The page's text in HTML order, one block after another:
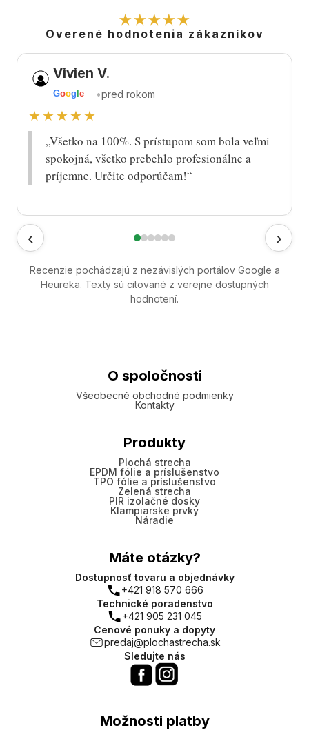
★★★★★
Overené hodnotenia zákazníkov
‹
Vivien V.
Goog le •pred rokom
★★★★★
„Všetko na 100%. S prístupom som bola veľmi
spokojná, všetko prebehlo profesionálne a
príjemne. Určite odporúčam!“
›
Recenzie pochádzajú z nezávislých portálov Google a
Heureka. Texty sú citované z verejne dostupných
hodnotení.
O spoločnosti
Všeobecné obchodné podmienky
Kontakty
Produkty
Plochá strecha
EPDM fólie a príslušenstvo
TPO fólie a príslušenstvo
Zelená strecha
PIR izolačné dosky
Klampiarske prvky
Náradie
Máte otázky?
Dostupnosť tovaru a objednávky
+421 918 570 666
Technické poradenstvo
+421 905 231 045
Cenové ponuky a dopyty
predaj@plochastrecha.sk
Sledujte nás
Možnosti platby